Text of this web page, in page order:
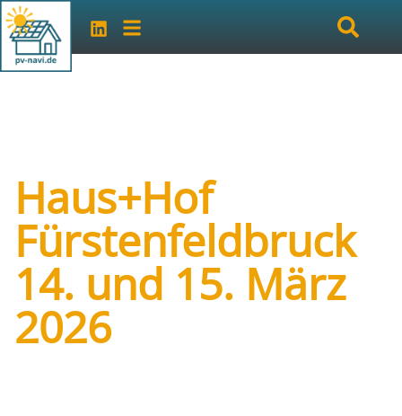
Haus+Hof
Fürstenfeldbruck
14. und 15. März
2026